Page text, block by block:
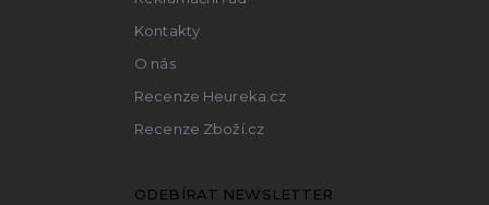
Kontakty
O nás
Recenze Heureka.cz
Recenze Zboží.cz
ODEBÍRAT NEWSLETTER